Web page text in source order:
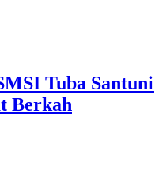
Tuba Santuni
Berkah